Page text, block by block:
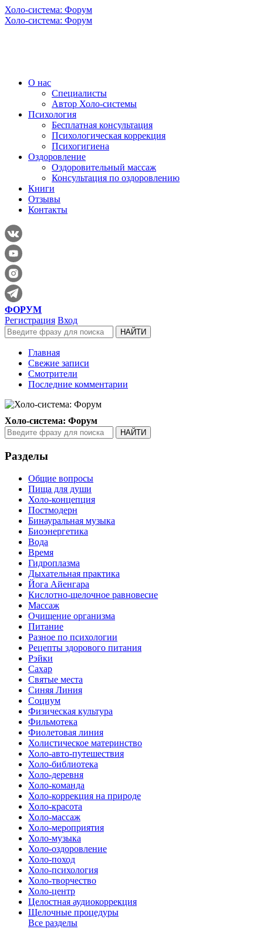
Холо-система: Форум
Холо-система: Форум
О нас
Специалисты
Автор Холо-системы
Психология
Бесплатная консультация
Психологическая коррекция
Психогигиена
Оздоровление
Оздоровительный массаж
Консультация по оздоровлению
Книги
Отзывы
Контакты
ФОРУМ
Регистрация Вход
Главная
Свежие записи
Смотрители
Последние комментарии
Холо-система: Форум
Разделы
Общие вопросы
Пища для души
Холо-концепция
Постмодерн
Бинауральная музыка
Биоэнергетика
Вода
Время
Гидроплазма
Дыхательная практика
Йога Айенгара
Кислотно-щелочное равновесие
Массаж
Очищение организма
Питание
Разное по психологии
Рецепты здорового питания
Рэйки
Сахар
Святые места
Синяя Линия
Социум
Физическая культура
Фильмотека
Фиолетовая линия
Холистическое материнство
Холо-авто-путешествия
Холо-библиотека
Холо-деревня
Холо-команда
Холо-коррекция на природе
Холо-красота
Холо-массаж
Холо-мероприятия
Холо-музыка
Холо-оздоровление
Холо-поход
Холо-психология
Холо-творчество
Холо-центр
Целостная аудиокоррекция
Щелочные процедуры
Все разделы